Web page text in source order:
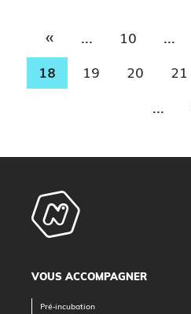
« ... 10 ...
18
19 20 21
...
VOUS ACCOMPAGNER
Pré-incubation